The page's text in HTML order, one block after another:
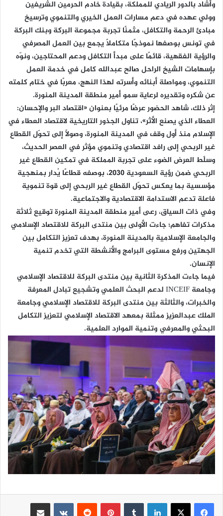
وأشاد بالدور الريادي للمملكة، بقيادة خادم الحرمين الشريفين
وولي عهده في دعم مسارات العمل الخيري والتنموي وترسيخ
مبادئ الرحمة والتكافل، مثمنًا تجربة مجموعة البركة وبنك البركة
في تونس بوصفها نموذجًا متكاملًا يجمع بين العمل المصرفي
والرؤية الفقهية، قائمًا على مبدأ التكافل ودعم المحتاجين، ونوّه
بإسهامات الشيخ الراحل صالح عبدالله كامل في خدمة العمل
التنموي، ومواصلة أبنائه وأسرته لهذا النهج، معربًا في ختام كلمته
عن شكره وتقديره لرعاية سمو أمير منطقة المدينة المنورة.
إثر ذلك، شاهد الحضور عرضًا مرئيًا بعنوان «اقتصاد البر والإحسان:
العطاء الذي يصنع الأثر»، تناول الجذور التاريخية لاقتصاد العطاء في
الإسلام منذ أول وقف في المدينة المنورة، وصولًا إلى تحوّل القطاع
غير الربحي إلى رافد اقتصادي وتنموي مؤثر في العصر الحديث،
وسلّط العرض الضوء على تجربة المملكة في تمكين القطاع غير
الربحي ضمن رؤية السعودية 2030، بوصفه قطاعًا يُدار بمنهجية
مؤسسية بما يعكس تحوّل القطاع غير الربحي إلى قوة تنموية
فاعلة تدعم الاستدامة الاقتصادية والاجتماعية.
وفي ذات السياق، رعى أمير منطقة المدينة المنورة توقيع ثلاثة
مذكرات تفاهم؛ جاءت الأولى بين منتدى البركة للاقتصاد الإسلامي
والجامعة الإسلامية بالمدينة المنورة، بهدف تعزيز التكامل بين
الجهتين ورفع مستوى البرامج والأنشطة التي تخدم تنمية
الإنسان.
فيما جاءت المذكرة الثانية بين منتدى البركة للاقتصاد الإسلامي
وجامعة INCEIF لدعم البحث العلمي وتشجيع تبادل المعرفة
والخبرات، والثالثة بين منتدى البركة للاقتصاد الإسلامي وجامعة
الملك عبدالعزيز ممثلة بمعهد الاقتصاد الإسلامي لتعزيز التكامل
البحثي والمعرفي وتنمية الموارد العلمية.
لينكدإن بينتيريست
مشاركة عبر البريد